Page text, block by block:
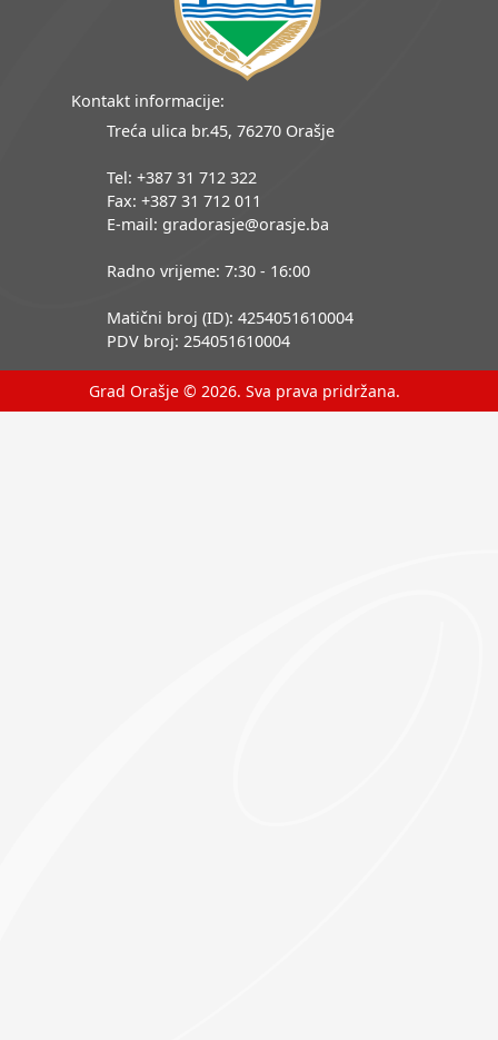
Kontakt informacije:
Treća ulica br.45, 76270 Orašje
Tel: +387 31 712 322
Fax: +387 31 712 011
E-mail: gradorasje@orasje.ba
Radno vrijeme: 7:30 - 16:00
Matični broj (ID): 4254051610004
PDV broj: 254051610004
Grad Orašje © 2026. Sva prava pridržana.